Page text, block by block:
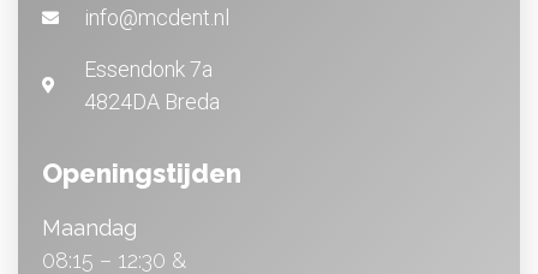
info@mcdent.nl
Essendonk 7a
4824DA Breda
Openingstijden
Maandag
08:15 – 12:30 &